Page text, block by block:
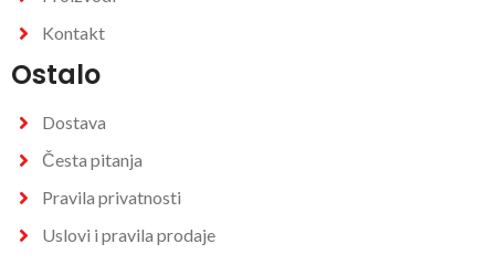
Kontakt
Ostalo
Dostava
Česta pitanja
Pravila privatnosti
Uslovi i pravila prodaje